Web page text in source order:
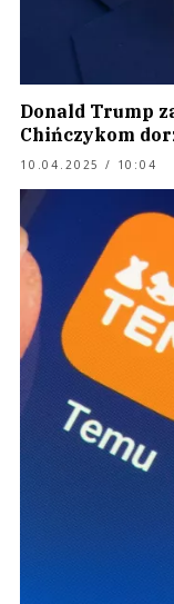
Donald Trump
Chińczykom
10.04.2025 / 10:04